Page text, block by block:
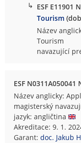
↳ ESF E11901
Tourism
Název
Tourism
navazující
ESF N0311A050041
Název anglicky:
magisterský
jazyk: angličtina
Akreditace: 9. 1.
Garant:doc. Jakub